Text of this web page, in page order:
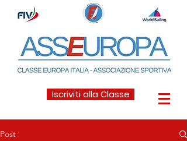
Iscriviti alla Classe
Post